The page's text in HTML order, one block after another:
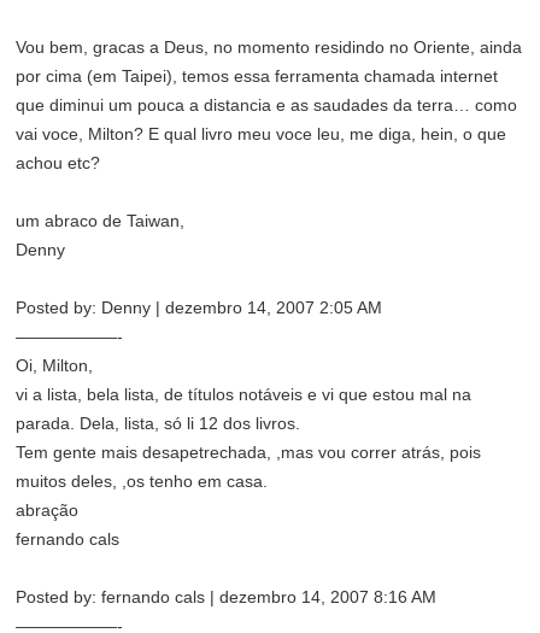
Vou bem, gracas a Deus, no momento residindo no Oriente, ainda
por cima (em Taipei), temos essa ferramenta chamada internet
que diminui um pouca a distancia e as saudades da terra… como
vai voce, Milton? E qual livro meu voce leu, me diga, hein, o que
achou etc?
um abraco de Taiwan,
Denny
Posted by: Denny | dezembro 14, 2007 2:05 AM
——————-
Oi, Milton,
vi a lista, bela lista, de títulos notáveis e vi que estou mal na
parada. Dela, lista, só li 12 dos livros.
Tem gente mais desapetrechada, ,mas vou correr atrás, pois
muitos deles, ,os tenho em casa.
abração
fernando cals
Posted by: fernando cals | dezembro 14, 2007 8:16 AM
——————-